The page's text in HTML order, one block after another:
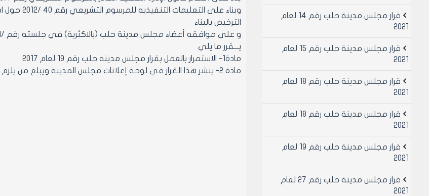
وبناء على
الترخيص بالبناء
و على موافقه أعضاء مجلس مدينة حلب (بالاكثرية) في جلسته رقم /1/ تاريخ 4/9/2018 من دورته العادية الخامسة
يـــقرر ما يلي
مادة1- الاستمرار بالعمل بقرار مجلس مدينه حلب رقم 19 لعام 2017
مادة 2- ينشر هذا القرار في لوحة إعلانات مجلس المدينة ويبلغ من يلزم لتنفيذه اصولا
قرار مجلس مدينة حلب رقم 14 لعام
2021
قرار مجلس مدينة حلب رقم 15 لعام
2021
قرار مجلس مدينة حلب رقم 18 لعام
2021
قرار مجلس مدينة حلب رقم 18 لعام
2021
قرار مجلس مدينة حلب رقم 19 لعام
2021
قرار مجلس مدينة حلب رقم 27 لعام
2021